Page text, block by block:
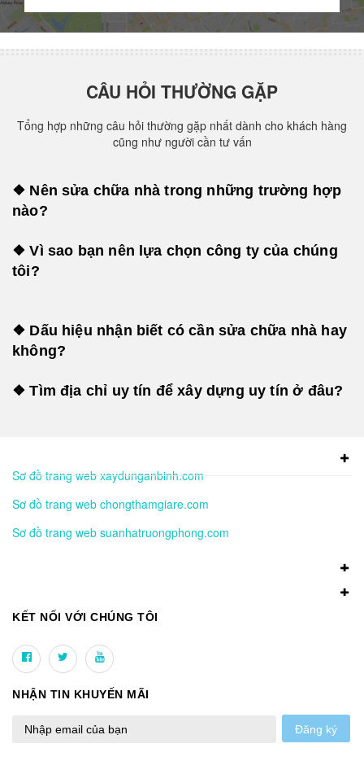
CÂU HỎI THƯỜNG GẶP
Tổng hợp những câu hỏi thường gặp nhất dành cho khách hàng
cũng như người cần tư vấn
❖ Nên sửa chữa nhà trong những trường hợp
nào?
❖ Vì sao bạn nên lựa chọn công ty của chúng
tôi?
❖ Dấu hiệu nhận biết có cần sửa chữa nhà hay
không?
❖ Tìm địa chỉ uy tín để xây dựng uy tín ở đâu?
Sơ đồ trang web xaydunganbinh.com
Sơ đồ trang web chongthamgiare.com
Sơ đồ trang web suanhatruongphong.com
KẾT NỐI VỚI CHÚNG TÔI
NHẬN TIN KHUYẾN MÃI
Đăng ký